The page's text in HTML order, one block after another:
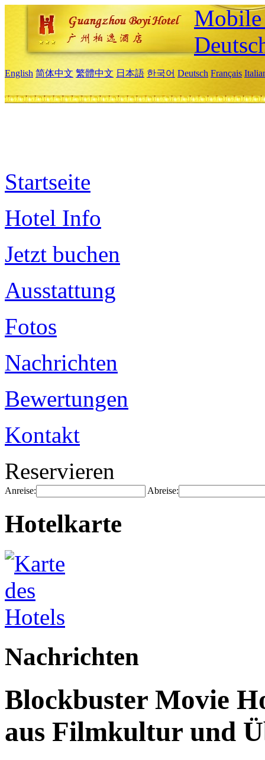
English 简体中文 繁體中文 日本語 한국어 Deutsch Français
Startseite
Hotel Info
Jetzt buchen
Ausstattung
Fotos
Nachrichten
Bewertungen
Kontakt
Reservieren
Anreise: Abreise:
Hotelkarte
Nachrichten
Blockbuster Movie
aus Filmkultur und